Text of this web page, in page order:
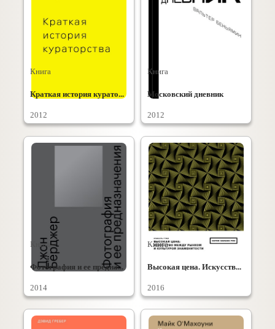
Книга
Краткая история курато...
2012
Книга
Московский дневник
2012
Книга
Фотография и ее предна...
2014
Книга
Высокая цена. Искусств...
2016